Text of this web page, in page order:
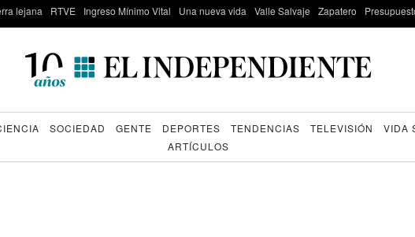
lejana RTVE Ingreso Mínimo Vital Una nueva vida Valle Salvaje Zapatero
SOCIEDAD GENTE DEPORTES TENDENCIAS TELEVISIÓN VIDA
ARTÍCULOS